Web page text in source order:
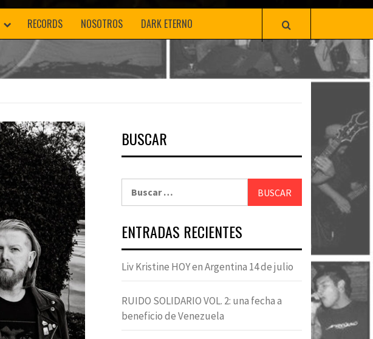
RECORDS NOSOTROS DARK ETERNO
BUSCAR
ENTRADAS RECIENTES
Liv Kristine HOY en Argentina 14 de julio
RUIDO SOLIDARIO VOL. 2: una fecha a
beneficio de Venezuela